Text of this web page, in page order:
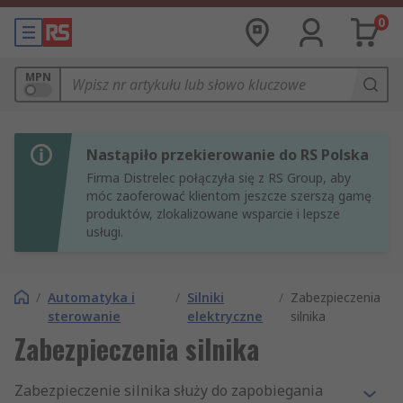
0
MPN
Nastąpiło przekierowanie do RS Polska
Firma Distrelec połączyła się z RS Group, aby
móc zaoferować klientom jeszcze szerszą gamę
produktów, zlokalizowane wsparcie i lepsze
usługi.
/ Automatyka i
sterowanie
/ Silniki
elektryczne
/ Zabezpieczenia
silnika
Zabezpieczenia silnika
Zabezpieczenie silnika służy do zapobiegania